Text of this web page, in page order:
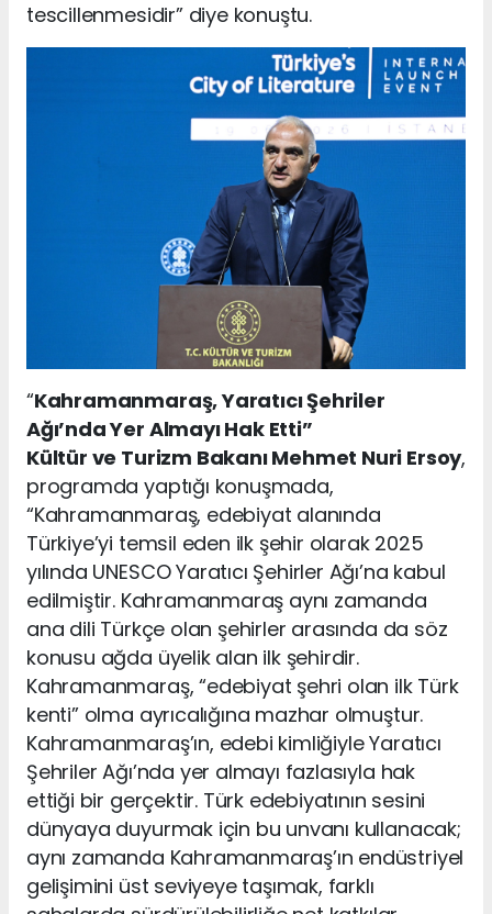
tescillenmesidir” diye konuştu.
“Kahramanmaraş, Yaratıcı Şehriler
Ağı’nda Yer Almayı Hak Etti”
Kültür ve Turizm Bakanı Mehmet Nuri Ersoy,
programda yaptığı konuşmada,
“Kahramanmaraş, edebiyat alanında
Türkiye’yi temsil eden ilk şehir olarak 2025
yılında UNESCO Yaratıcı Şehirler Ağı’na kabul
edilmiştir. Kahramanmaraş aynı zamanda
ana dili Türkçe olan şehirler arasında da söz
konusu ağda üyelik alan ilk şehirdir.
Kahramanmaraş, “edebiyat şehri olan ilk Türk
kenti” olma ayrıcalığına mazhar olmuştur.
Kahramanmaraş’ın, edebi kimliğiyle Yaratıcı
Şehriler Ağı’nda yer almayı fazlasıyla hak
ettiği bir gerçektir. Türk edebiyatının sesini
dünyaya duyurmak için bu unvanı kullanacak;
aynı zamanda Kahramanmaraş’ın endüstriyel
gelişimini üst seviyeye taşımak, farklı